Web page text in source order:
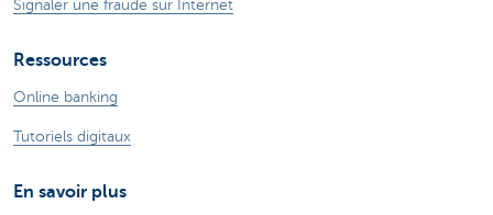
Signaler une fraude sur Internet
Ressources
Online banking
Tutoriels digitaux
En savoir plus